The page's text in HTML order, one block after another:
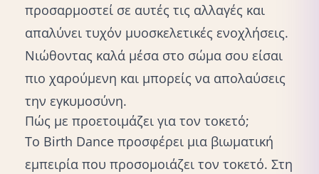
προσαρμοστεί σε αυτές τις αλλαγές και
απαλύνει τυχόν μυοσκελετικές ενοχλήσεις.
Νιώθοντας καλά μέσα στο σώμα σου είσαι
πιο χαρούμενη και μπορείς να απολαύσεις
την εγκυμοσύνη.
Πώς με προετοιμάζει για τον τοκετό;
Το Birth Dance προσφέρει μια βιωματική
εμπειρία που προσομοιάζει τον τοκετό. Στη